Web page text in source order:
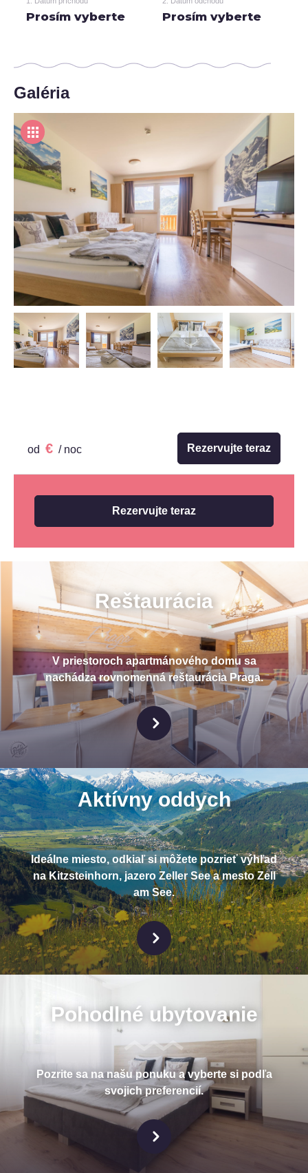
Prosím vyberte Prosím vyberte
Galéria
od € / noc Rezervujte teraz
Rezervujte teraz
Reštaurácia
V priestoroch apartmánového domu sa
nachádza rovnomenná reštaurácia Praga.
Aktívny oddych
Ideálne miesto, odkiaľ si môžete pozrieť výhľad
na Kitzsteinhorn, jazero Zeller See a mesto Zell
am See.
Pohodlné ubytovanie
Pozrite sa na našu ponuku a vyberte si podľa
svojich preferencií.